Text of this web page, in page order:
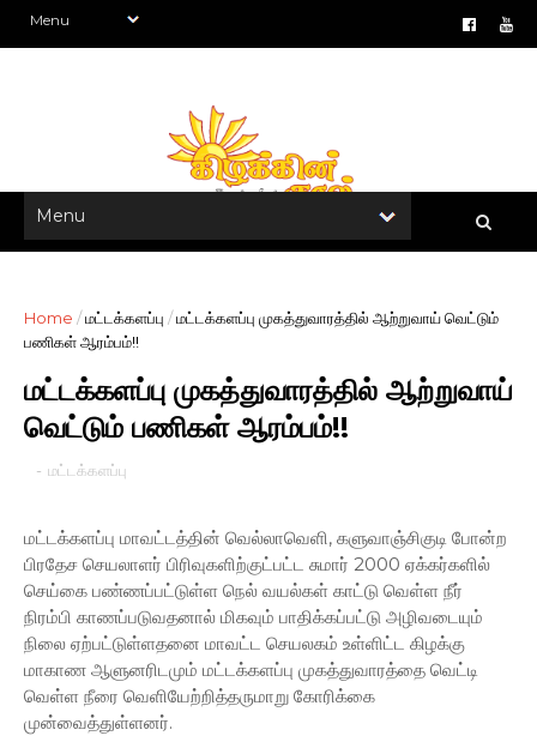
Home /மட்டக்களப்பு /மட்டக்களப்பு முகத்துவாரத்தில் ஆற்றுவாய் வெட்டும்
பணிகள் ஆரம்பம்!!
மட்டக்களப்பு முகத்துவாரத்தில் ஆற்றுவாய்
வெட்டும் பணிகள் ஆரம்பம்!!
- மட்டக்களப்பு
மட்டக்களப்பு மாவட்டத்தின் வெல்லாவெளி, களுவாஞ்சிகுடி போன்ற
பிரதேச செயலாளர் பிரிவுகளிற்குட்பட்ட சுமார் 2000 ஏக்கர்களில்
செய்கை பண்ணப்பட்டுள்ள நெல் வயல்கள் காட்டு வெள்ள நீர்
நிரம்பி காணப்படுவதனால் மிகவும் பாதிக்கப்பட்டு அழிவடையும்
நிலை ஏற்பட்டுள்ளதனை மாவட்ட செயலகம் உள்ளிட்ட கிழக்கு
மாகாண ஆளுனரிடமும் மட்டக்களப்பு முகத்துவாரத்தை வெட்டி
வெள்ள நீரை வெளியேற்றித்தருமாறு கோரிக்கை
முன்வைத்துள்ளனர்.